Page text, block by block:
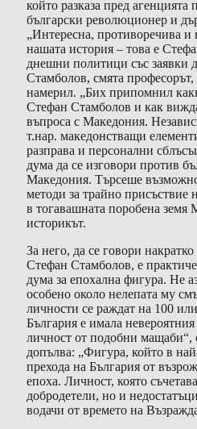
който разказа пред агенцията
български революционер и
„Интересна, противоречива и
нашата история – това е
днешни политици със заявки
Стамболов, смята професорът,
намерил. „Бих припомнил
Стефан Стамболов и как
въпроса с Македония.
т.нар. македонстващи
разправа и персонални
дума да се изговори против
Македония. Търсеше
методи за трайно присъствие
в тогавашната поробена
историкът.
За него, да се говори
Стефан Стамболов, е
дума за епохална фигура. Не
особено около нелепата му
личности се раждат на 100
България е имала
личност от подобни мащаби“,
допълва: „Фигура, който в
прехода на България от
епоха. Личност, която
добродетели, но и
водачи от времето на